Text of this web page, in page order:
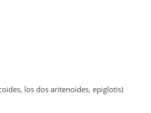
los dos aritenoides, epiglotis)